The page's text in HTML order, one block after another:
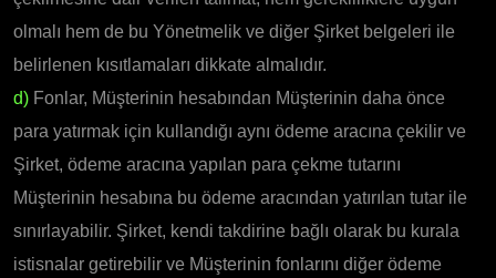
olmalı hem de bu Yönetmelik ve diğer Şirket belgeleri ile
belirlenen kısıtlamaları dikkate almalıdır.
d) Fonlar, Müşterinin hesabından Müşterinin daha önce
para yatırmak için kullandığı aynı ödeme aracına çekilir ve
Şirket, ödeme aracına yapılan para çekme tutarını
Müşterinin hesabına bu ödeme aracından yatırılan tutar ile
sınırlayabilir. Şirket, kendi takdirine bağlı olarak bu kurala
istisnalar getirebilir ve Müşterinin fonlarını diğer ödeme